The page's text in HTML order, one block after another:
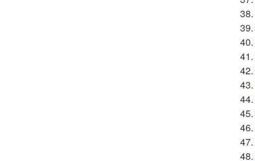
38.
39.
40.
41.
42.
43.
44.
45.
46.
47.
48.